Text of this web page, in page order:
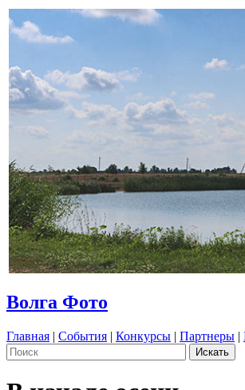
Волга Фото
Главная | События | Конкурсы | Партнеры |